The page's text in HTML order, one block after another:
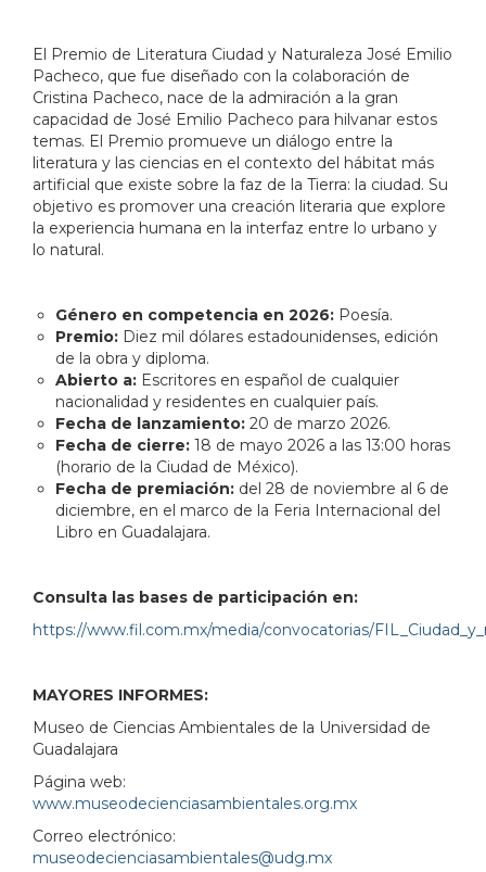
El Premio de Literatura Ciudad y Naturaleza José Emilio
Pacheco, que fue diseñado con la colaboración de
Cristina Pacheco, nace de la admiración a la gran
capacidad de José Emilio Pacheco para hilvanar estos
temas. El Premio promueve un diálogo entre la
literatura y las ciencias en el contexto del hábitat más
artificial que existe sobre la faz de la Tierra: la ciudad. Su
objetivo es promover una creación literaria que explore
la experiencia humana en la interfaz entre lo urbano y
lo natural.
Género en competencia en 2026: Poesía.
Premio: Diez mil dólares estadounidenses, edición
de la obra y diploma.
Abierto a: Escritores en español de cualquier
nacionalidad y residentes en cualquier país.
Fecha de lanzamiento: 20 de marzo 2026.
Fecha de cierre: 18 de mayo 2026 a las 13:00 horas
(horario de la Ciudad de México).
Fecha de premiación: del 28 de noviembre al 6 de
diciembre, en el marco de la Feria Internacional del
Libro en Guadalajara.
Consulta las bases de participación en:
https://www.fil.com.mx/media/convocatorias/
MAYORES INFORMES:
Museo de Ciencias Ambientales de la Universidad de
Guadalajara
Página web:
www.museodecienciasambientales.org.mx
Correo electrónico:
museodecienciasambientales@udg.mx